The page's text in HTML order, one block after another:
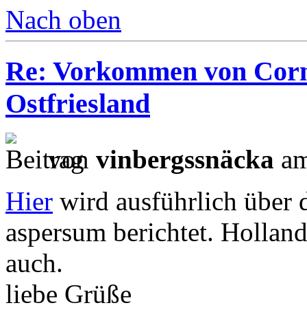
Nach oben
Re: Vorkommen von
Ostfriesland
von vinbergssnäcka
Hier wird ausführlich über
aspersum berichtet.
auch.
liebe Grüße